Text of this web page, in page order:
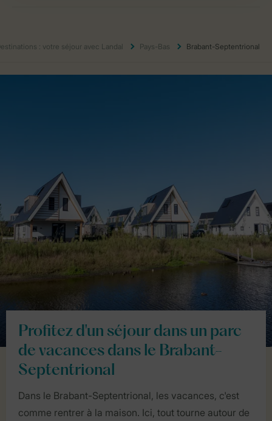
: votre séjour avec Landal Pays-Bas Brabant-Septentrional
Profitez d'un séjour dans un parc
de vacances dans le Brabant-
Septentrional
Dans le Brabant-Septentrional, les vacances, c'est
comme rentrer à la maison. Ici, tout tourne autour de